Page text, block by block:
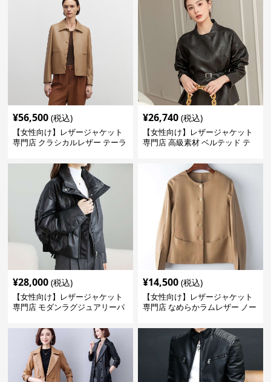
¥56,500 (税込)
【女性向け】レザージャケット
専門店 クラシカルレザー テーラ
¥26,740 (税込)
【女性向け】レザージャケット
専門店 高級素材 ベルテッド テ
¥28,000 (税込)
【女性向け】レザージャケット
専門店 モダンラグジュアリーパ
¥14,500 (税込)
【女性向け】レザージャケット
専門店 なめらかラムレザー ノー